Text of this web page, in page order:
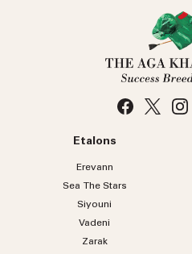
Etalons
Erevann
Sea TheStars
Siyouni
Vadeni
Zarak